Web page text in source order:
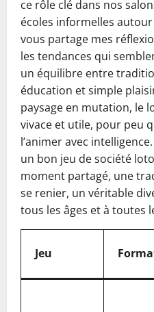
ce rôle clé dans nos
écoles informelles autour
vous partage mes
les tendances qui
un équilibre entre
éducation et simple
paysage en mutation, le
vivace et utile, pour peu
l’animer avec
un bon jeu de société
moment partagé, une
se renier, un véritable
tous les âges et à toutes
Jeu